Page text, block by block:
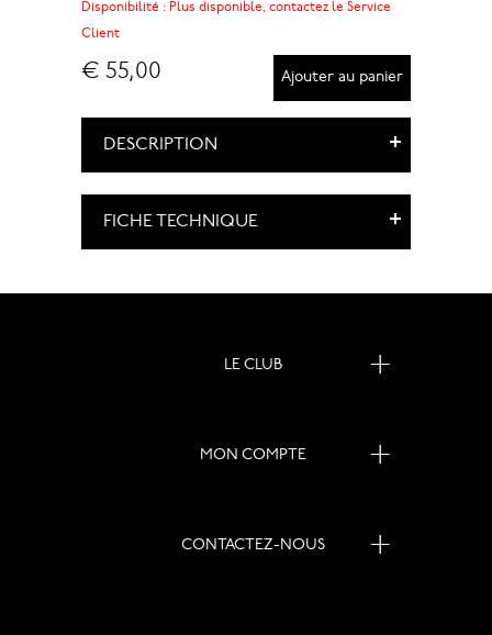
Disponibilité : Plus disponible, contactez le Service
Client
€ 55,00 Ajouter au panier
DESCRIPTION
FICHE TECHNIQUE
LE CLUB
MON COMPTE
CONTACTEZ-NOUS